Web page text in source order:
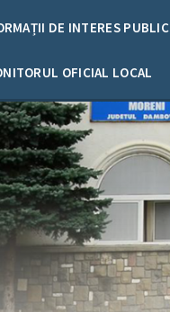
DE INTERES PUBLIC
OFICIAL LOCAL